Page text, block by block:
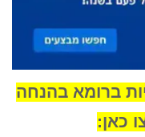
ברומא בהנחה